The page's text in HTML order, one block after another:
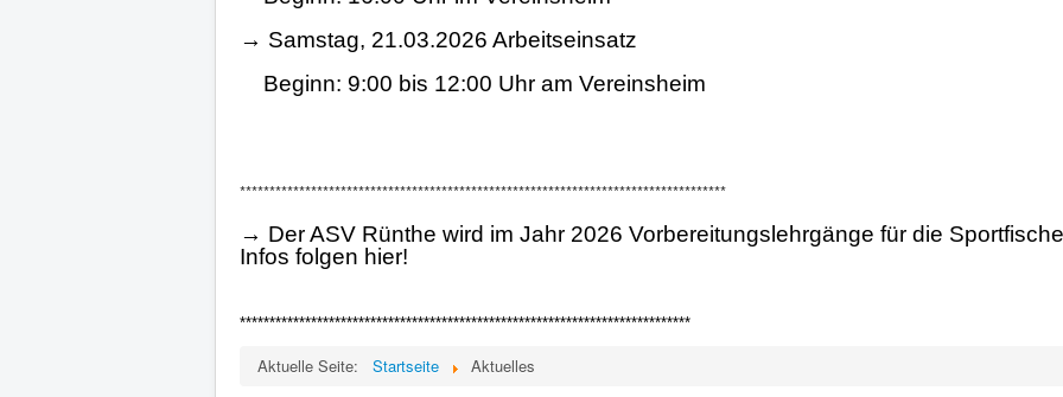
→ Samstag, 21.03.2026 Arbeitseinsatz
Beginn: 9:00 bis 12:00 Uhr am Vereinsheim
**********************************************************************************
→ Der ASV Rünthe wird im Jahr 2026 Vorbereitungslehrgänge für die
Infos folgen hier!
****************************************************************************
Aktuelle Seite: Startseite Aktuelles